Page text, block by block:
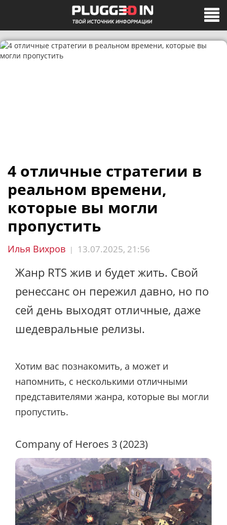
4 отличные стратегии в
реальном времени,
которые вы могли
пропустить
Илья Вихров | 13.07.2025, 21:56
Жанр RTS жив и будет жить. Свой
ренессанс он пережил давно, но по
сей день выходят отличные, даже
шедевральные релизы.
Хотим вас познакомить, а может и
напомнить, с несколькими отличными
представителями жанра, которые вы могли
пропустить.
Company of Heroes 3 (2023)